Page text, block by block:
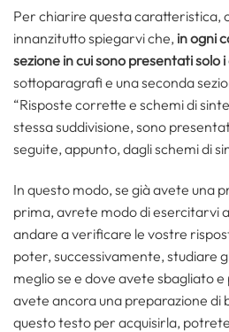
Per chiarire questa caratteristica,
innanzitutto spiegarvi che, in ogni
sezione in cui sono presentati solo i
sottoparagrafi e una seconda
“Risposte corrette e schemi di
stessa suddivisione, sono
seguite, appunto, dagli schemi di
In questo modo, se già avete una
prima, avrete modo di esercitarvi
andare a verificare le vostre
poter, successivamente, studiare
meglio se e dove avete sbagliato
avete ancora una preparazione di
questo testo per acquisirla,